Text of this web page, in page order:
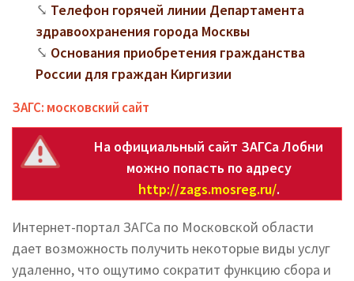
Телефон горячей линии Департамента
здравоохранения города Москвы
Основания приобретения гражданства
России для граждан Киргизии
ЗАГС: московский сайт
На официальный сайт ЗАГСа Лобни
можно попасть по адресу
http://zags.mosreg.ru/.
Интернет-портал ЗАГСа по Московской области
дает возможность получить некоторые виды услуг
удаленно, что ощутимо сократит функцию сбора и